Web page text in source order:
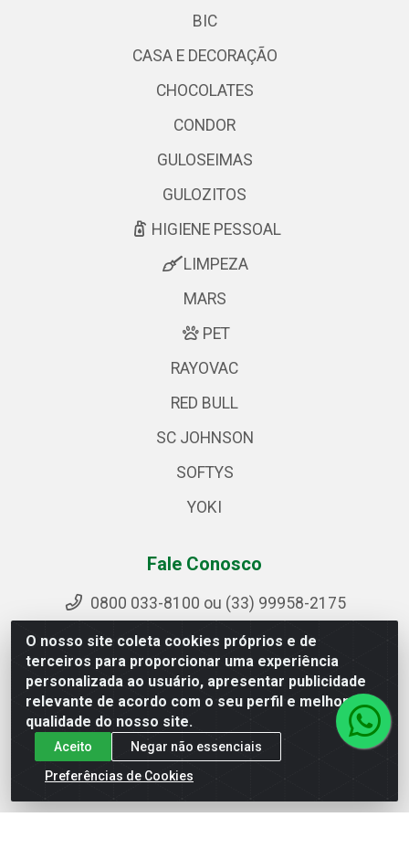
O nosso site coleta cookies próprios e de
terceiros para proporcionar uma experiência
personalizada ao usuário, apresentar publicidade
relevante de acordo com o seu perfil e melhorar a
qualidade do nosso site.
Aceito
Negar não essenciais
Preferências de Cookies
BIC
CASA E DECORAÇÃO
CHOCOLATES
CONDOR
GULOSEIMAS
GULOZITOS
HIGIENE PESSOAL
LIMPEZA
MARS
PET
RAYOVAC
RED BULL
SC JOHNSON
SOFTYS
YOKI
Fale Conosco
0800 033-8100 ou (33) 99958-2175
sac@ipirangamg.com.br
Acompanhe nossas publicações
Ipiranga Distribuição LTDA - Avenida Doutor Jorge
Hannas, 101 - Ponte da Aldeia - Manhuaçu / MG - CEP
36906-440 - CNPJ 25.310.749/0001-66